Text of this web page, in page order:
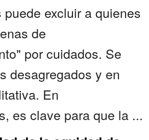
excluir a quienes
de
por cuidados. Se
desagregados y en
En
es clave para que la ...